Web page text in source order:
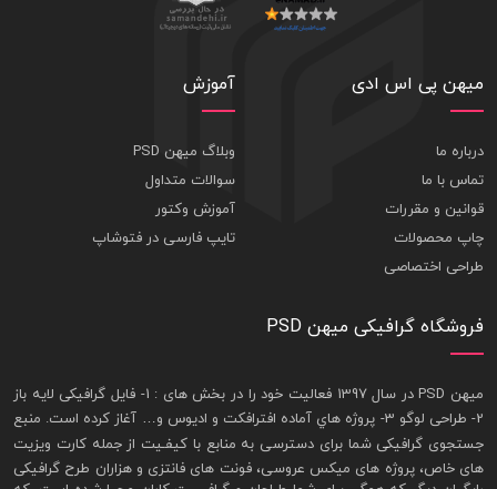
میهن پی اس ادی
درباره ما
تماس با ما
قوانین و مقررات
چاپ محصولات
طراحی اختصاصی
آموزش
وبلاگ میهن PSD
سوالات متداول
آموزش وکتور
تایپ فارسی در فتوشاپ
فروشگاه گرافیکی میهن PSD
ميهن PSD در سال 1397 فعاليت خود را در بخش های : 1-
فايل گرافيکی لايه باز
2- طراحی لوگو 3- پروژه هاي آماده افترافکت و اديوس و… آغاز کرده است. منبع
جستجوی گرافيکی شما برای دسترسی به منابع با کيفـيت از جملهکارت ويزيت
های خاص، پروژه های ميکس عروسی، فونت های فانتزی و هزاران طرح گرافیکی